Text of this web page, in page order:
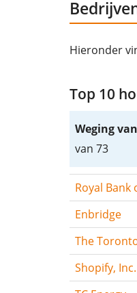
Hieronder
Top 10
Weging
van 73
Royal Bank
Enbridge
The
Shopify, Inc.